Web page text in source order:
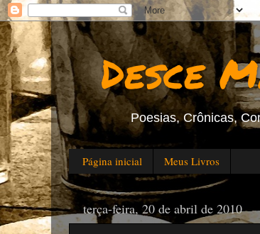
Desce
Poesias, Crônicas,
Página inicial Meus Livros
terça-feira, 20 de abril de 2010